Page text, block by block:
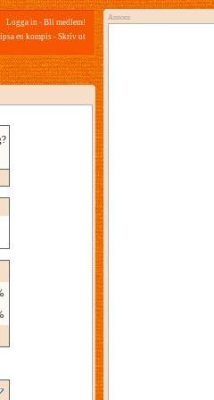
Logga in - Bli medlem!
en kompis - Skriv ut
Annons